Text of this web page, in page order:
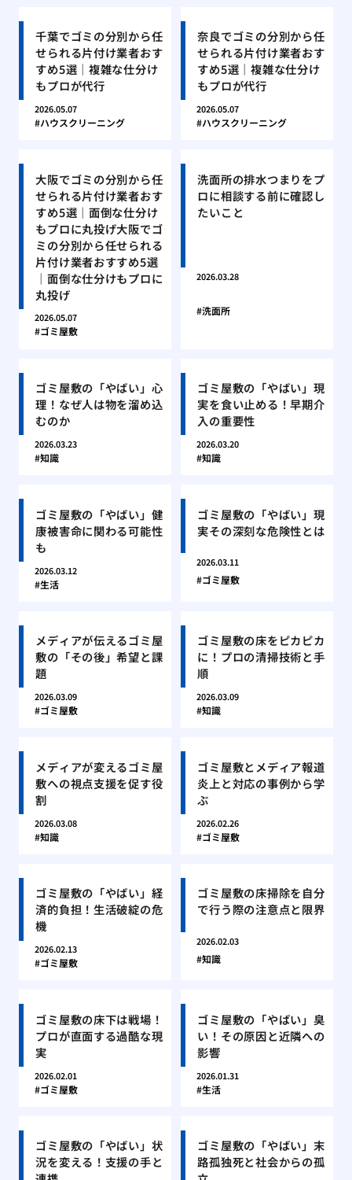
千葉でゴミの分別から任
せられる片付け業者おす
すめ5選｜複雑な仕分け
もプロが代行
2026.05.07
ハウスクリーニング
奈良でゴミの分別から任
せられる片付け業者おす
すめ5選｜複雑な仕分け
もプロが代行
2026.05.07
ハウスクリーニング
大阪でゴミの分別から任
せられる片付け業者おす
すめ5選｜面倒な仕分け
もプロに丸投げ大阪でゴ
ミの分別から任せられる
片付け業者おすすめ5選
｜面倒な仕分けもプロに
丸投げ
2026.05.07
ゴミ屋敷
洗面所の排水つまりをプ
ロに相談する前に確認し
たいこと
2026.03.28
洗面所
ゴミ屋敷の「やばい」心
理！なぜ人は物を溜め込
むのか
2026.03.23
知識
ゴミ屋敷の「やばい」現
実を食い止める！早期介
入の重要性
2026.03.20
知識
ゴミ屋敷の「やばい」健
康被害命に関わる可能性
も
2026.03.12
生活
ゴミ屋敷の「やばい」現
実その深刻な危険性とは
2026.03.11
ゴミ屋敷
メディアが伝えるゴミ屋
敷の「その後」希望と課
題
2026.03.09
ゴミ屋敷
ゴミ屋敷の床をピカピカ
に！プロの清掃技術と手
順
2026.03.09
知識
メディアが変えるゴミ屋
敷への視点支援を促す役
割
2026.03.08
知識
ゴミ屋敷とメディア報道
炎上と対応の事例から学
ぶ
2026.02.26
ゴミ屋敷
ゴミ屋敷の「やばい」経
済的負担！生活破綻の危
機
2026.02.13
ゴミ屋敷
ゴミ屋敷の床掃除を自分
で行う際の注意点と限界
2026.02.03
知識
ゴミ屋敷の床下は戦場！
プロが直面する過酷な現
実
2026.02.01
ゴミ屋敷
ゴミ屋敷の「やばい」臭
い！その原因と近隣への
影響
2026.01.31
生活
ゴミ屋敷の「やばい」状
況を変える！支援の手と
ゴミ屋敷の「やばい」末
路孤独死と社会からの孤